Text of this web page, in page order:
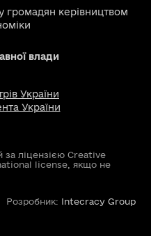
громадян керівництвом
влади
України
України
за ліцензією Creative
license, якщо не
Розробник: Intecracy Group